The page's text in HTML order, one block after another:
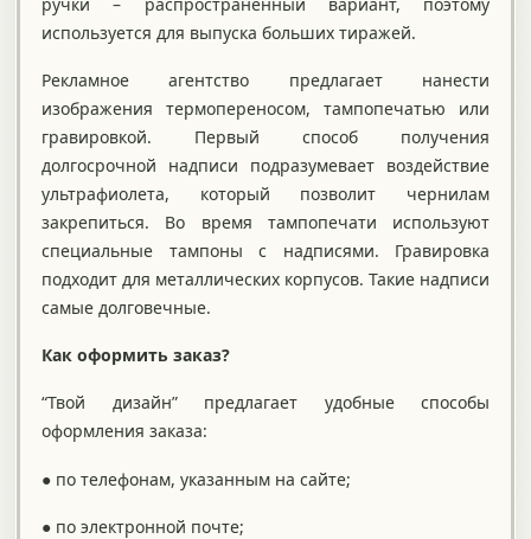
используется для выпуска больших тиражей.
Рекламное агентство предлагает нанести
изображения термопереносом, тампопечатью или
гравировкой. Первый способ получения
долгосрочной надписи подразумевает воздействие
ультрафиолета, который позволит чернилам
закрепиться. Во время тампопечати используют
специальные тампоны с надписями. Гравировка
подходит для металлических корпусов. Такие надписи
самые долговечные.
Как оформить заказ?
“Твой дизайн” предлагает удобные способы
оформления заказа:
● по телефонам, указанным на сайте;
● по электронной почте;